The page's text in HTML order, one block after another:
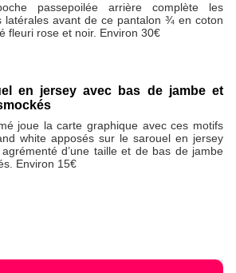
passepoilée arrière complète les
latérales avant de ce pantalon ¾ en coton
fleuri rose et noir. Environ 30€
en jersey avec bas de jambe et
joue la carte graphique avec ces motifs
white apposés sur le sarouel en jersey
d’une taille et de bas de jambe
Environ 15€